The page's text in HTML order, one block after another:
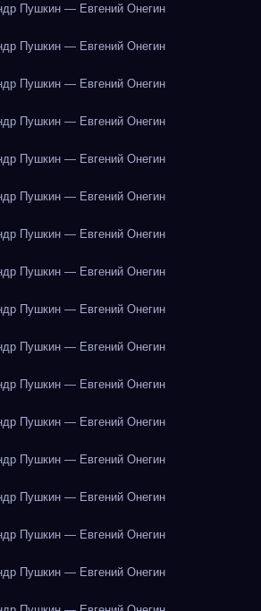
Пушкин — Евгений Онегин
Пушкин — Евгений Онегин
Пушкин — Евгений Онегин
Пушкин — Евгений Онегин
Пушкин — Евгений Онегин
Пушкин — Евгений Онегин
Пушкин — Евгений Онегин
Пушкин — Евгений Онегин
Пушкин — Евгений Онегин
Пушкин — Евгений Онегин
Пушкин — Евгений Онегин
Пушкин — Евгений Онегин
Пушкин — Евгений Онегин
Пушкин — Евгений Онегин
Пушкин — Евгений Онегин
Пушкин — Евгений Онегин